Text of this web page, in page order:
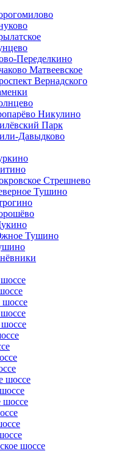
Переделкино
Матвеевское
Вернадского
Никулино
Парк
Давыдково
Стрешнево
Тушино
Тушино
шоссе
шоссе
шоссе
шоссе